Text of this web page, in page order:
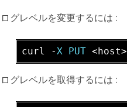
ログレベルを変更するには :
curl -X PUT <host>
ログレベルを取得するには :